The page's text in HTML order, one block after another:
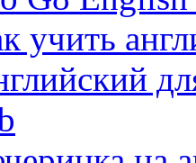
учить